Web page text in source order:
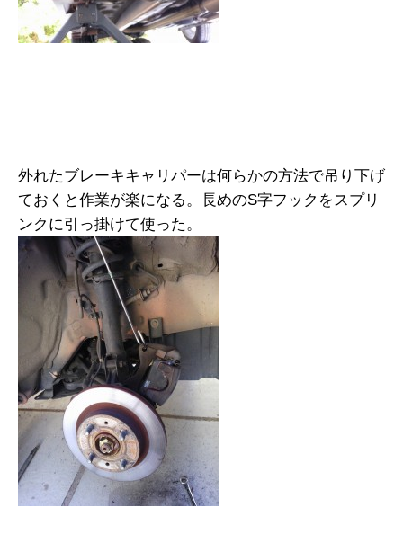
外れたブレーキキャリパーは何らかの方法で吊り下げ
ておくと作業が楽になる。長めのS字フックをスプリ
ンクに引っ掛けて使った。